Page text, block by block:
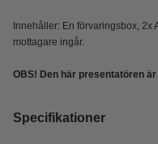
Innehåller: En förvaringsbox, 2x
mottagare ingår.
OBS! Den här presentatören
Specifikationer